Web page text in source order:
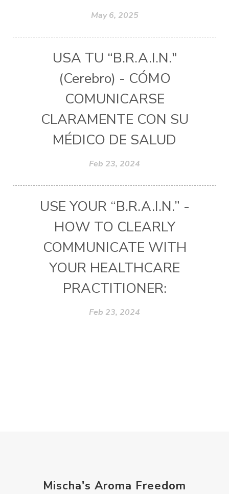
May 6, 2025
USA TU “B.R.A.I.N."
(Cerebro) - CÓMO
COMUNICARSE
CLARAMENTE CON SU
MÉDICO DE SALUD
Feb 23, 2024
USE YOUR “B.R.A.I.N.” -
HOW TO CLEARLY
COMMUNICATE WITH
YOUR HEALTHCARE
PRACTITIONER:
Feb 23, 2024
Mischa's Aroma Freedom